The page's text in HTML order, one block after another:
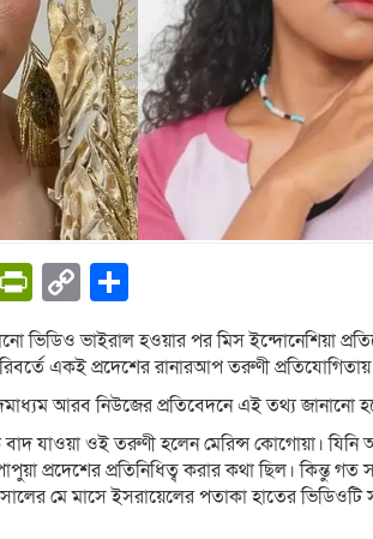
PrintFriendly
Copy
Link
ভিডিও ভাইরাল হওয়ার পর মিস ইন্দোনেশিয়া
একই প্রদেশের রানারআপ তরুণী প্রতিযোগিতায়
আরব নিউজের প্রতিবেদনে এই তথ্য জানানো
বাদ যাওয়া ওই তরুণী হলেন মেরিন্স কোগোয়া।
প্রদেশের প্রতিনিধিত্ব করার কথা ছিল। কিন্তু গত
মে মাসে ইসরায়েলের পতাকা হাতের ভিডিওটি